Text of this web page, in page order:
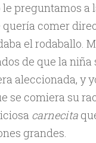
preguntamos a
comer
el rodaballo.
de que la
aleccionada, y
se comiera su
carnecita
grandes.